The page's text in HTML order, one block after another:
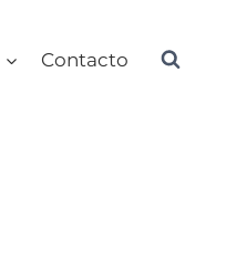
Contacto